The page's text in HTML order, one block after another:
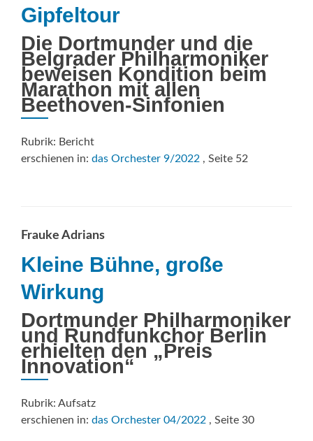
Gipfeltour
Die Dortmunder und die
Belgrader Philharmoniker
beweisen Kondition beim
Marathon mit allen
Beethoven-Sinfonien
Rubrik: Bericht
erschienen in: das Orchester 9/2022 , Seite 52
Frauke Adrians
Kleine Bühne, große
Wirkung
Dortmunder Philharmoniker
und Rundfunkchor Berlin
erhielten den „Preis
Innovation“
Rubrik: Aufsatz
erschienen in: das Orchester 04/2022 , Seite 30